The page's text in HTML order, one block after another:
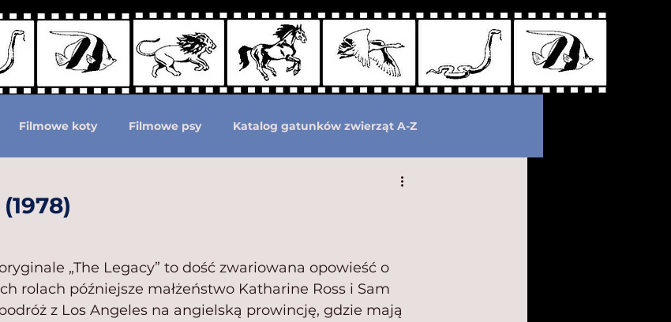
Filmowe koty Filmowe psy Katalog gatunków zwierząt A-Z
Kryptozoologia
„The Legacy” to dość zwariowana opowieść o
rolach późniejsze małżeństwo Katharine Ross i Sam
z Los Angeles na angielską prowincję, gdzie mają